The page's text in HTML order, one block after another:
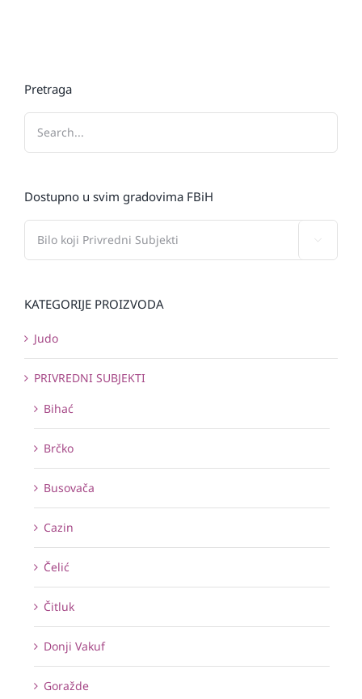
Pretraga
Dostupno u svim gradovima FBiH
KATEGORIJE PROIZVODA
Judo
PRIVREDNI SUBJEKTI
Bihać
Brčko
Busovača
Cazin
Čelić
Čitluk
Donji Vakuf
Goražde